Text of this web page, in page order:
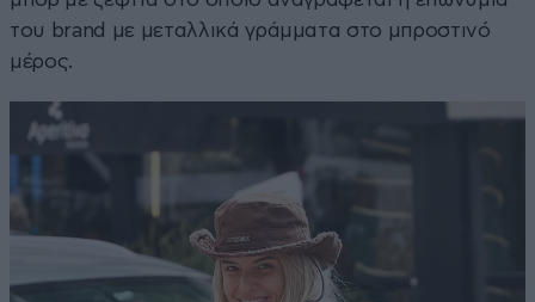
του brand με μεταλλικά γράμματα στο μπροστινό
μέρος.